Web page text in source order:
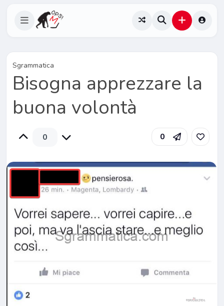
Sgrammatica
Bisogna apprezzare la
buona volontà
0 0